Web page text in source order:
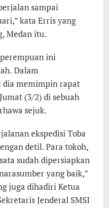
sampai
kata Erris yang
Medan itu.
ini
Dalam
dia memimpin rapat
(3/2) di sebuah
sejuk.
ekspedisi Toba
detil. Para tokoh,
sudah dipersiapkan
yang baik,”
juga dihadiri Ketua
Jenderal SMSI